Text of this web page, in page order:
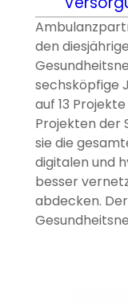
den
sechsköpfige
auf 13
Projekten der
sie die
digitalen und
besser
abdecken.